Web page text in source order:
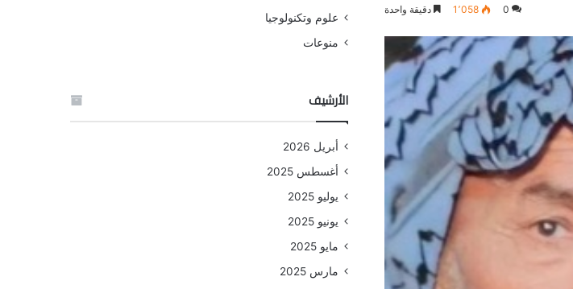
0 1٬058 دقيقة واحدة
علوم وتكنولوجيا
منوعات
الأرشيف
أبريل 2026
أغسطس 2025
يوليو 2025
يونيو 2025
مايو 2025
مارس 2025